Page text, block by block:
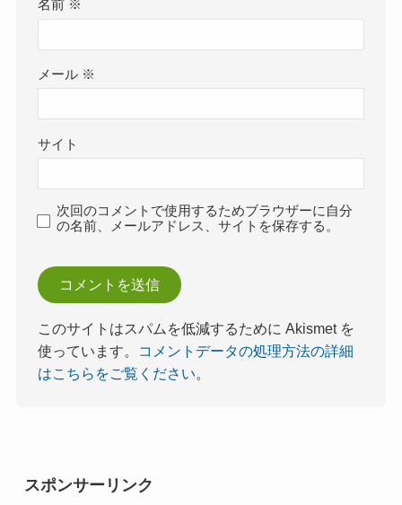
名前 ※
メール ※
サイト
次回のコメントで使用するためブラウザーに自分
の名前、メールアドレス、サイトを保存する。
このサイトはスパムを低減するために Akismet を
使っています。
コメントデータの処理方法の詳細
はこちらをご覧ください。
スポンサーリンク